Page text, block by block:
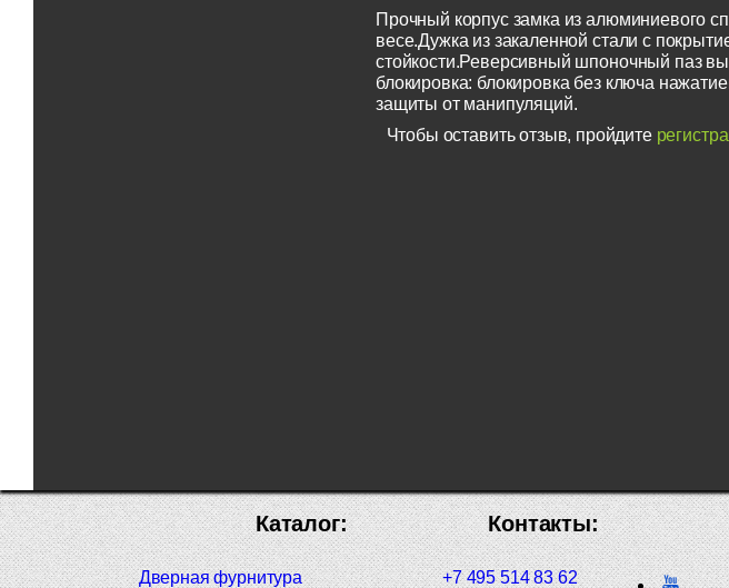
Прочный корпус замка из алюминиевого
весе.Дужка из закаленной стали с
стойкости.Реверсивный шпоночный паз
блокировка: блокировка без ключа
защиты от манипуляций.
Чтобы оставить отзыв, пройдите
Контакты:
+7 495 514 83 62
Каталог:
Дверная фурнитура